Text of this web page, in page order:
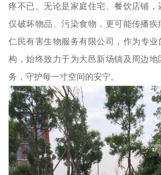
疼不已。无论是家庭住宅、餐饮店铺
仅破坏物品、污染食物，更可能传播
仁民有害生物服务有限公司，作为专
构，始终致力于为大邑新场镇及周边
务，守护每一寸空间的安宁。